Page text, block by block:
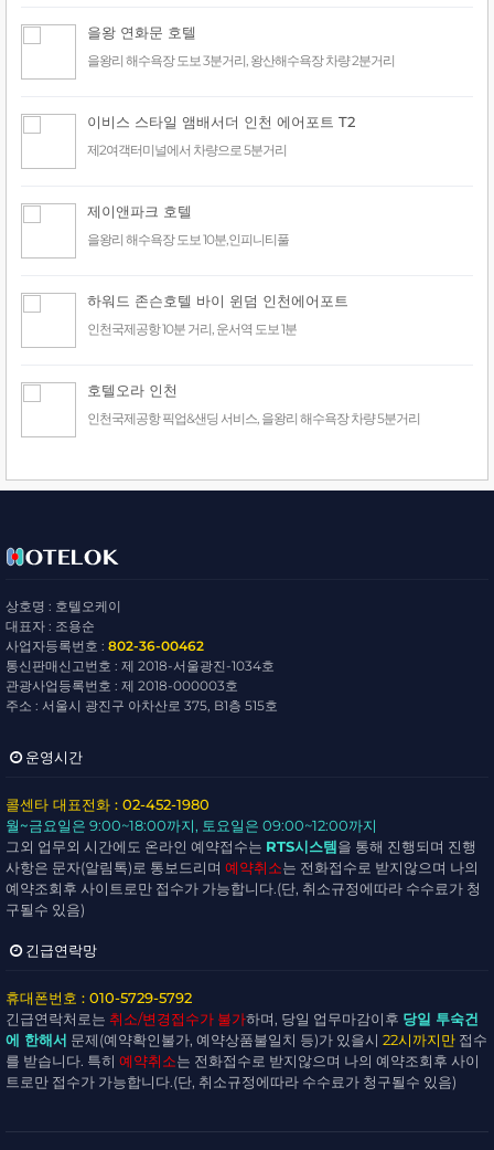
을왕 연화문 호텔
을왕리 해수욕장 도보 3분거리, 왕산해수욕장 차량 2분거리
이비스 스타일 앰배서더 인천 에어포트 T2
제2여객터미널에서 차량으로 5분거리
제이앤파크 호텔
을왕리 해수욕장 도보 10분,인피니티풀
하워드 존슨호텔 바이 윈덤 인천에어포트
인천국제공항 10분 거리, 운서역 도보 1분
호텔오라 인천
인천국제공항 픽업&샌딩 서비스, 을왕리 해수욕장 차량 5분거리
상호명 : 호텔오케이
대표자 : 조용순
사업자등록번호 : 802-36-00462
통신판매신고번호 : 제 2018-서울광진-1034호
관광사업등록번호 : 제 2018-000003호
주소 : 서울시 광진구 아차산로 375, B1층 515호
운영시간
콜센타 대표전화 : 02-452-1980
월~금요일은 9:00~18:00까지, 토요일은 09:00~12:00까지
그외 업무외 시간에도 온라인 예약접수는 RTS시스템을 통해 진행되며 진행
사항은 문자(알림톡)로 통보드리며 예약취소는 전화접수로 받지않으며 나의
예약조회후 사이트로만 접수가 가능합니다.(단, 취소규정에따라 수수료가 청
구될수 있음)
긴급연락망
휴대폰번호 : 010-5729-5792
긴급연락처로는 취소/변경접수가 불가하며, 당일 업무마감이후 당일 투숙건
에 한해서 문제(예약확인불가, 예약상품불일치 등)가 있을시 22시까지만 접수
를 받습니다. 특히 예약취소는 전화접수로 받지않으며 나의 예약조회후 사이
트로만 접수가 가능합니다.(단, 취소규정에따라 수수료가 청구될수 있음)